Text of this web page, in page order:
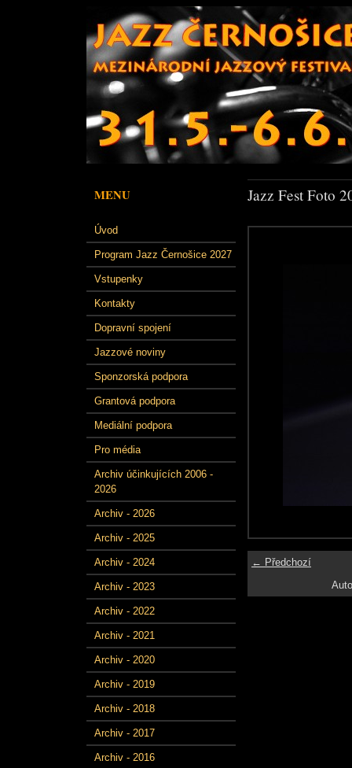
MENU
Úvod
Program Jazz Černošice 2027
Vstupenky
Kontakty
Dopravní spojení
Jazzové noviny
Sponzorská podpora
Grantová podpora
Mediální podpora
Pro média
Archiv účinkujících 2006 -
2026
Archiv - 2026
Archiv - 2025
Archiv - 2024
Archiv - 2023
Archiv - 2022
Archiv - 2021
Archiv - 2020
Archiv - 2019
Archiv - 2018
Archiv - 2017
Archiv - 2016
Jazz Fest Foto
← Předchozí